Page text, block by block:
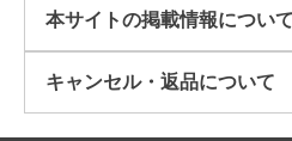
本サイトの掲載情報について​
キャンセル・返品について​